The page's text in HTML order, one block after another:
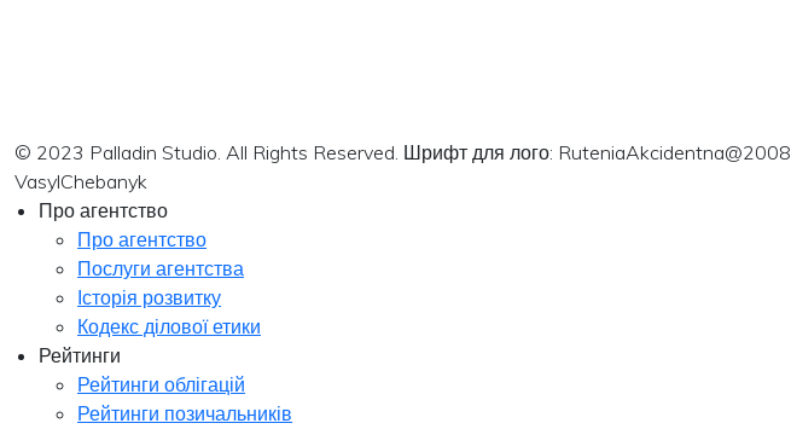
© 2023 Palladin Studio. All Rights Reserved. Шрифт для лого: RuteniaAkcidentna@2008
VasylChebanyk
Про агентство
Про агентство
Послуги агентства
Історія розвитку
Кодекс ділової етики
Рейтинги
Рейтинги облігацій
Рейтинги позичальників